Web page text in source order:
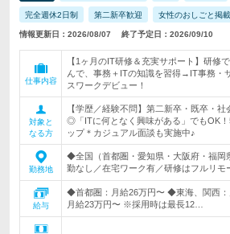
完全週休2日制 第二新卒歓迎 女性のおしごと掲
情報更新日：2026/08/07 終了予定日：2026/09/10
仕事内容
【1ヶ月のIT研修＆充実サポート】研修
んで、事務＋ITの知識を習得→IT事務・
スワークデビュー！
対象と
なる方
【学歴／経験不問】第二新卒・既卒・
◎「ITに何となく興味がある」でもOK
ップ＊カジュアル面談も実施中♪
勤務地
◆全国（首都圏・愛知県・大阪府・福岡
勤なし／在宅ワーク有／研修はフルリモ
給与
◆首都圏：月給26万円〜 ◆東海、関西：
月給23万円〜 ※採用時は最長12…